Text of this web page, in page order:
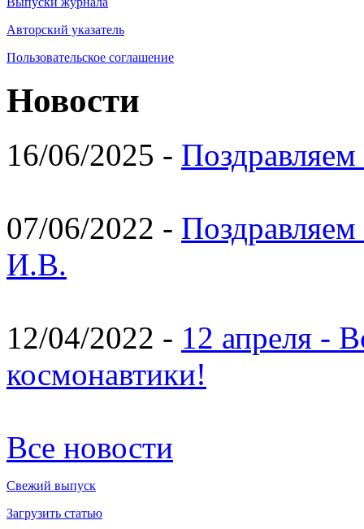
Авторский указатель
Пользовательское соглашение
Новости
16/06/2025 -
07/06/2022 -
И.В.
12/04/2022 - 12 апреля -
космонавтики!
Все новости
Свежий выпуск
Загрузить статью